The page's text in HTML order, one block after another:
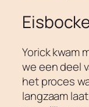
Yorick kwam
we een deel
het proces
langzaam